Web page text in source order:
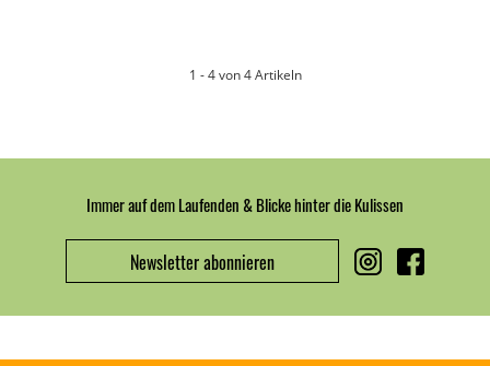
1 - 4 von 4 Artikeln
Immer auf dem Laufenden & Blicke hinter die Kulissen
Newsletter abonnieren